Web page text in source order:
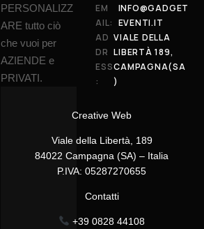
PERSONALIZZ
ARE tutto ciò
che vuoi per
AZIENDE e
PRIVATI.
Creative Web
Viale della Libertà, 189
84022 Campagna (SA) – Italia
P.IVA: 05287270655
Contatti
+39 0828 44108
EM
AIL:
INFO@GADGET
EVENTI.IT
AD
DR
ESS
:
VIALE DELLA
LIBERTÀ 189,
CAMPAGNA(SA
)